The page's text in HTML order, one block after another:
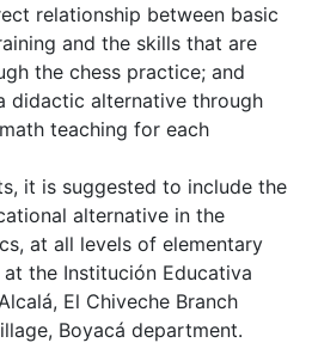
relationship between basic
and the skills that are
the chess practice; and
didactic alternative through
teaching for each
it is suggested to include the
alternative in the
at all levels of elementary
the Institución Educativa
El Chiveche Branch
Boyacá department.